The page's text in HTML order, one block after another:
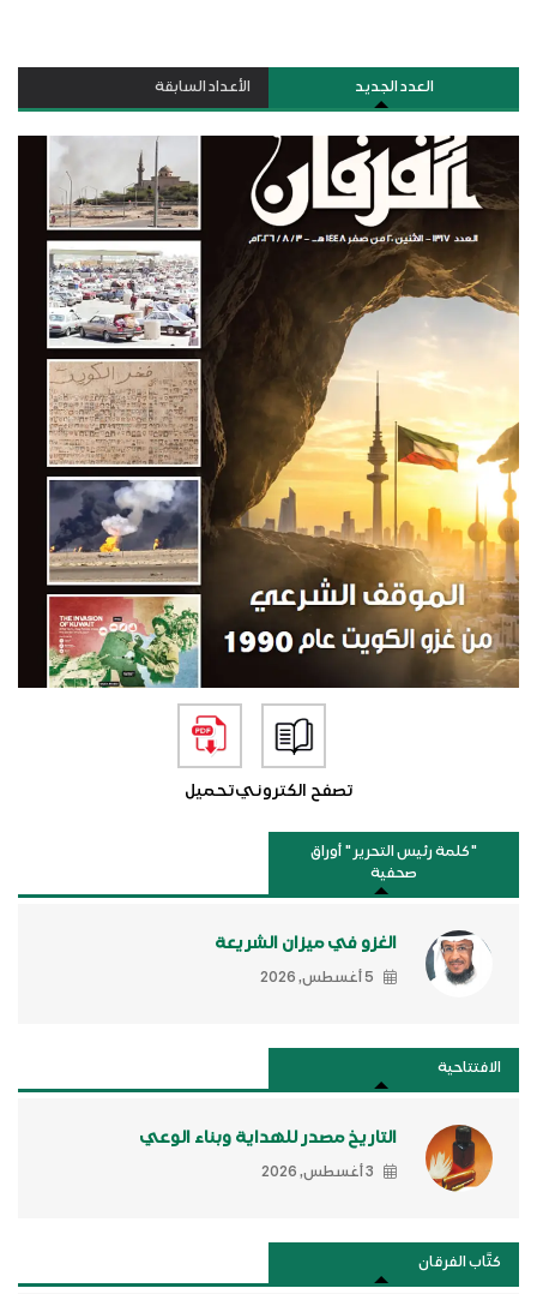
العدد الجديد الأعداد السابقة
تصفح الكترونيتحميل
"كلمة رئيس التحرير " أوراق
صحفية
الغزو في ميزان الشريعة
5 أغسطس, 2026
الافتتاحية
التاريخ مصدر للهداية وبناء الوعي
3 أغسطس, 2026
كتَّاب الفرقان